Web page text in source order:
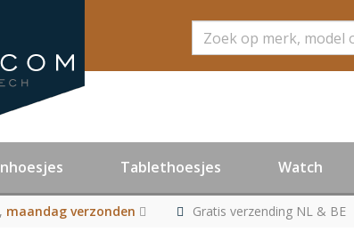
Zoeken
Tablethoesjes Watch
maandag verzonden Gratis verzending NL & BE